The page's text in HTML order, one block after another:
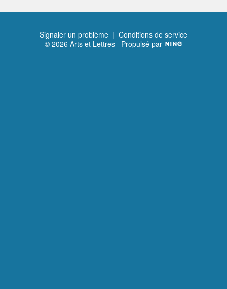
Signaler un problème | Conditions de service
© 2026 Arts et Lettres Propulsé par